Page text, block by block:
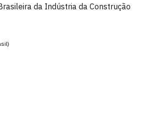
da Indústria da Construção